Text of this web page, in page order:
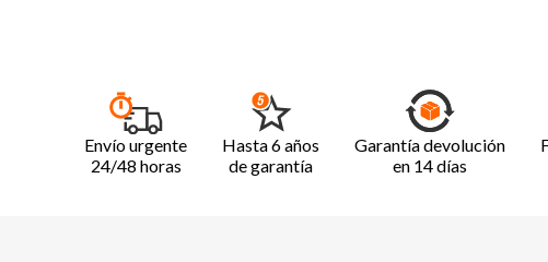
Envío urgente
24/48 horas
Hasta 6 años
de garantía
Garantía devolución
en 14 días